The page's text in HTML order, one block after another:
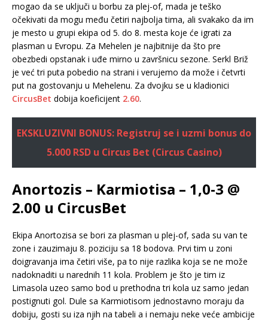
mogao da se uključi u borbu za plej-of, mada je teško
očekivati da mogu među četiri najbolja tima, ali svakako da im
je mesto u grupi ekipa od 5. do 8. mesta koje će igrati za
plasman u Evropu. Za Mehelen je najbitnije da što pre
obezbedi opstanak i uđe mirno u završnicu sezone. Serkl Briž
je već tri puta pobedio na strani i verujemo da može i četvrti
put na gostovanju u Mehelenu. Za dvojku se u kladionici
CircusBet dobija koeficijent 2.60.
EKSKLUZIVNI BONUS: Registruj se i uzmi bonus do
5.000 RSD u Circus Bet (Circus Casino)
Anortozis – Karmiotisa – 1,0-3 @
2.00 u CircusBet
Ekipa Anortozisa se bori za plasman u plej-of, sada su van te
zone i zauzimaju 8. poziciju sa 18 bodova. Prvi tim u zoni
doigravanja ima četiri više, pa to nije razlika koja se ne može
nadoknaditi u narednih 11 kola. Problem je što je tim iz
Limasola uzeo samo bod u prethodna tri kola uz samo jedan
postignuti gol. Dule sa Karmiotisom jednostavno moraju da
dobiju, gosti su iza njih na tabeli a i nemaju neke veće ambicije